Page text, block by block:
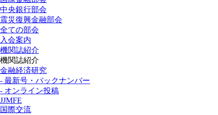
中央銀行部会
震災復興金融部会
全ての部会
入会案内
機関誌紹介
機関誌紹介
金融経済研究
- 最新号・バックナンバー
- オンライン投稿
JJMFE
国際交流